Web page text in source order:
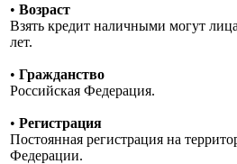
• Возраст
Взять кредит наличными могут
лет.
• Гражданство
Российская Федерация.
• Регистрация
Постоянная регистрация на
Федерации.